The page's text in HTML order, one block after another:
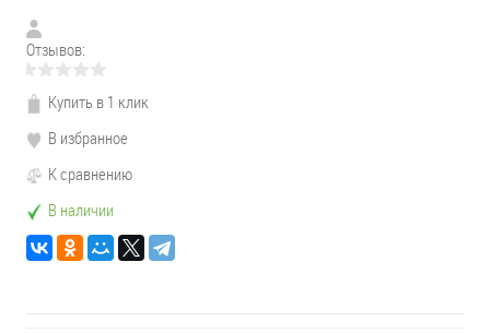
Отзывов:
Купить в 1 клик
В избранное
К сравнению
В наличии